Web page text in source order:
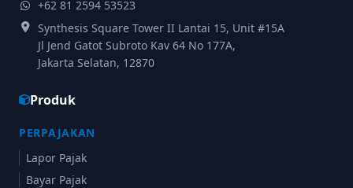
+62 81 2594 53523
Synthesis Square Tower II Lantai 15, Unit #15A
Jl Jend Gatot Subroto Kav 64 No 177A,
Jakarta Selatan, 12870
Produk
PERPAJAKAN
Lapor Pajak
Bayar Pajak